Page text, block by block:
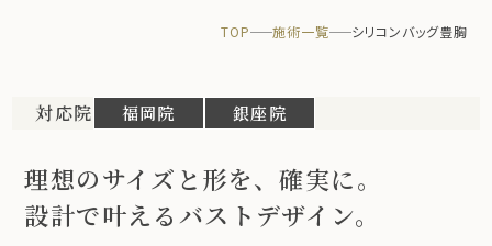
TOP 施術一覧 シリコンバッグ豊胸
対応院 福岡院 銀座院
理想のサイズと形を、確実に。
設計で叶えるバストデザイン。